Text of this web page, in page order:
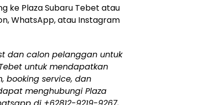
ke Plaza Subaru Tebet atau
WhatsApp, atau Instagram
dan calon pelanggan untuk
untuk mendapatkan
booking service, dan
menghubungi Plaza